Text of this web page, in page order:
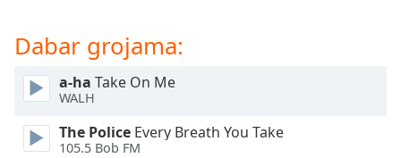
Audio
Track
Picture-
Fullscreen
Dabar grojama:
a-ha Take On Me
WALH
The Police Every Breath You Take
105.5 Bob FM